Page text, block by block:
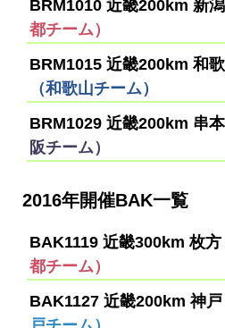
BRM1010 近畿200km 新
都チーム）
BRM1015 近畿200km 和
（和歌山チーム）
BRM1029 近畿200km 串
阪チーム）
2016年開催BAK一覧
BAK1119 近畿300km 枚
都チーム）
BAK1127 近畿200km 神